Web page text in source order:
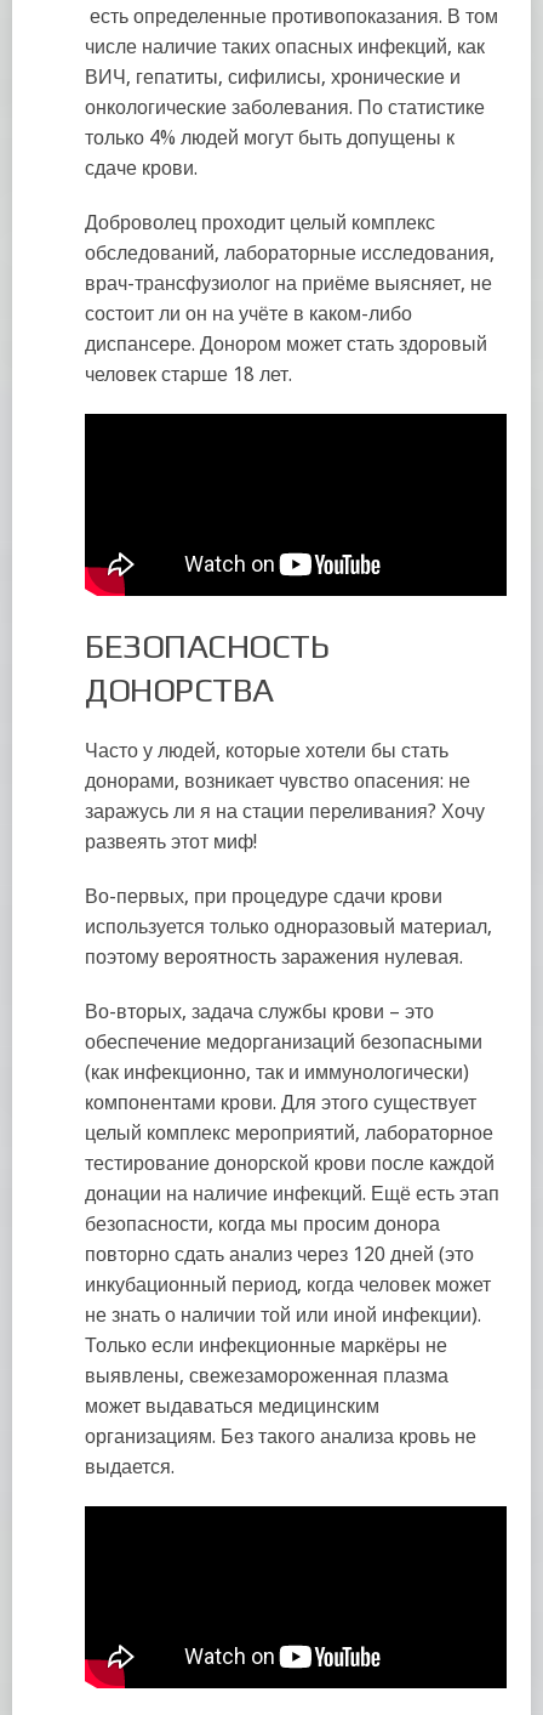
есть определенные противопоказания. В том
числе наличие таких опасных инфекций, как
ВИЧ, гепатиты, сифилисы, хронические и
онкологические заболевания. По статистике
только 4% людей могут быть допущены к
сдаче крови.
Доброволец проходит целый комплекс
обследований, лабораторные исследования,
врач-трансфузиолог на приёме выясняет, не
состоит ли он на учёте в каком-либо
диспансере. Донором может стать здоровый
человек старше 18 лет.
БЕЗОПАСНОСТЬ
ДОНОРСТВА
Часто у людей, которые хотели бы стать
донорами, возникает чувство опасения: не
заражусь ли я на стации переливания? Хочу
развеять этот миф!
Во-первых, при процедуре сдачи крови
используется только одноразовый материал,
поэтому вероятность заражения нулевая.
Во-вторых, задача службы крови – это
обеспечение медорганизаций безопасными
(как инфекционно, так и иммунологически)
компонентами крови. Для этого существует
целый комплекс мероприятий, лабораторное
тестирование донорской крови после каждой
донации на наличие инфекций. Ещё есть этап
безопасности, когда мы просим донора
повторно сдать анализ через 120 дней (это
инкубационный период, когда человек может
не знать о наличии той или иной инфекции).
Только если инфекционные маркёры не
выявлены, свежезамороженная плазма
может выдаваться медицинским
организациям. Без такого анализа кровь не
выдается.